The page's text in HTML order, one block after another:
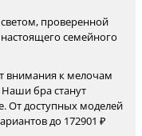
проверенной
семейного
внимания к мелочам
бра станут
От доступных моделей
до 172901 ₽